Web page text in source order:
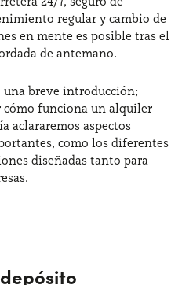
regular y cambio de
en mente es posible tras el
de antemano.
una breve introducción;
cómo funciona un alquiler
aclararemos aspectos
como los diferentes
diseñadas tanto para